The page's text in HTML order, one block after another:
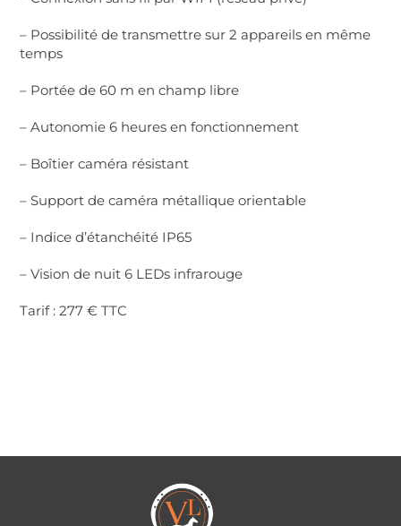
– Possibilité de transmettre sur 2 appareils en même
temps
– Portée de 60 m en champ libre
– Autonomie 6 heures en fonctionnement
– Boîtier caméra résistant
– Support de caméra métallique orientable
– Indice d’étanchéité IP65
– Vision de nuit 6 LEDs infrarouge
Tarif : 277 € TTC